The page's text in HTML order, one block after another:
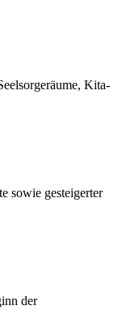
Kita-
sowie gesteigerter
der